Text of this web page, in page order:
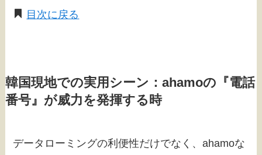
目次に戻る
韓国現地での実用シーン：ahamoの『電話
番号』が威力を発揮する時
データローミングの利便性だけでなく、ahamoな